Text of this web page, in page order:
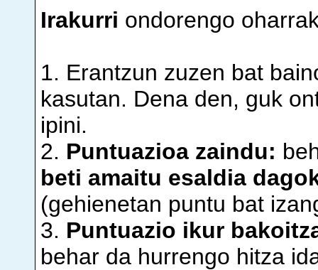
Irakurri ondorengo
1. Erantzun zuzen bat
kasutan. Dena den, guk
ipini.
2. Puntuazioa zaindu:
beti amaitu esaldia
(gehienetan puntu bat
3. Puntuazio ikur
behar da hurrengo hitza